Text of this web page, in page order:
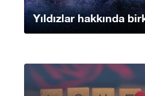
Yıldızlar hakkında